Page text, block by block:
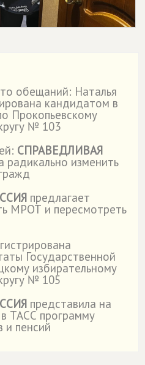
обещаний: Наталья
кандидатом в
Прокопьевскому
№ 103
СПРАВЕДЛИВАЯ
радикально изменить
предлагает
МРОТ и пересмотреть
Государственной
избирательному
№ 105
представила на
ТАСС программу
пенсий